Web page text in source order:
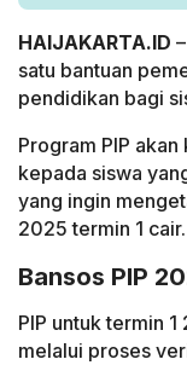
HAIJAKARTA.ID
satu bantuan
pendidikan bagi
Program PIP
kepada siswa
yang ingin
2025 termin 1 cair.
Bansos PIP
PIP untuk termin
melalui proses